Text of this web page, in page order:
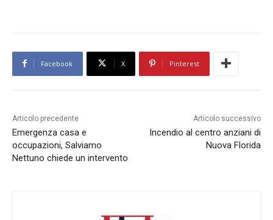
Facebook X Pinterest
Articolo precedente
Emergenza casa e
occupazioni, Salviamo
Nettuno chiede un intervento
Articolo successivo
Incendio al centro anziani di
Nuova Florida